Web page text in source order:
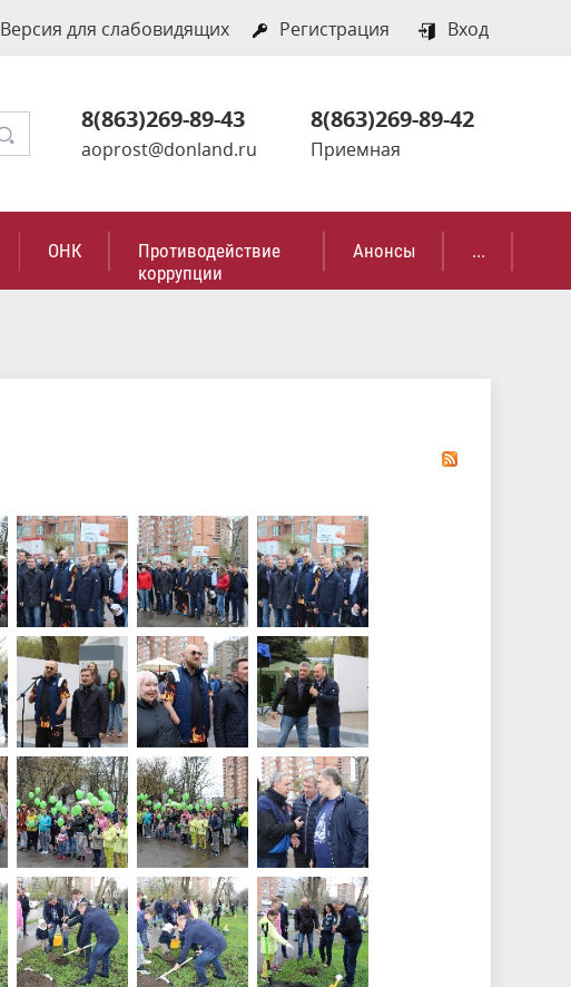
Версия для слабовидящих Регистрация Вход
8(863)269-89-43
aoprost@donland.ru
8(863)269-89-42
Приемная
ОНК
Противодействие
коррупции
Анонсы ...